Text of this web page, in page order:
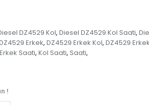
DZ4529 Kol, Diesel DZ4529 Kol Saati,
Erkek, DZ4529 Erkek Kol, DZ4529
Erkek Saati, Kol Saati, Saati,
!